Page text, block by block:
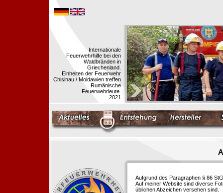
Internationale
Feuerwehrhilfe bei den
Waldbränden in
Griechenland.
Einheiten der Feuerwehr
Chisinau / Moldawien treffen
Rumänische
Feuerwehrleute.
2021
Aufgrund des Paragraphen § 86
Auf meiner Website sind diverse
üblichen Abzeichen versehen sind.